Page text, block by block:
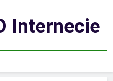
Internecie